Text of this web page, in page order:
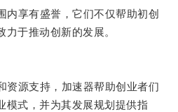
享有盛誉，它们不仅帮助初创
于推动创新的发展。
源支持，加速器帮助创业者们
模式，并为其发展规划提供指